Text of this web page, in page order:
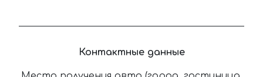
Контактные данные